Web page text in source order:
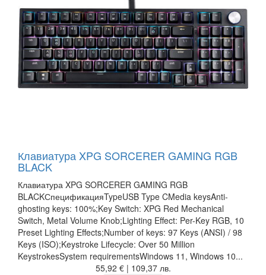
Клавиатура XPG SORCERER GAMING RGB
BLACK
Клавиатура XPG SORCERER GAMING RGB
BLACKСпецификацияTypeUSB Type CMedia keysAnti-
ghosting keys: 100%;Key Switch: XPG Red Mechanical
Switch, Metal Volume Knob;Lighting Effect: Per-Key RGB, 10
Preset Lighting Effects;Number of keys: 97 Keys (ANSI) / 98
Keys (ISO);Keystroke Lifecycle: Over 50 Million
KeystrokesSystem requirementsWindows 11, Windows 10...
55,92 € | 109,37 лв.